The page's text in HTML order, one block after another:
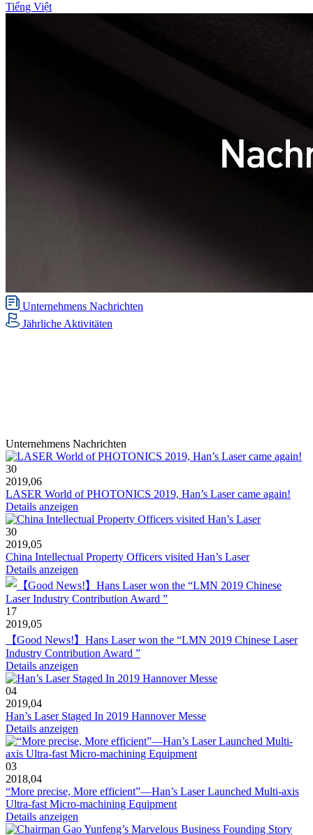
Tiếng Việt
Unternehmens Nachrichten
Jährliche Aktivitäten
Unternehmens Nachrichten
30
2019,06
LASER World of PHOTONICS 2019, Han’s Laser came again!
Details anzeigen
30
2019,05
China Intellectual Property Officers visited Han’s Laser
Details anzeigen
17
2019,05
【Good News!】Hans Laser won the “LMN 2019 Chinese Laser
Industry Contribution Award ”
Details anzeigen
04
2019,04
Han’s Laser Staged In 2019 Hannover Messe
Details anzeigen
03
2018,04
“More precise, More efficient”—Han’s Laser Launched Multi-axis
Ultra-fast Micro-machining Equipment
Details anzeigen